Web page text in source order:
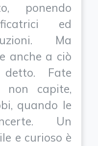
ponendo
ed
Ma
anche a ciò
Fate
non capite,
quando le
Un
e curioso è